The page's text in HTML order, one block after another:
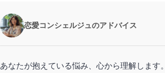
恋愛コンシェルジュのアドバイス
あなたが抱えている悩み、心から理解します。